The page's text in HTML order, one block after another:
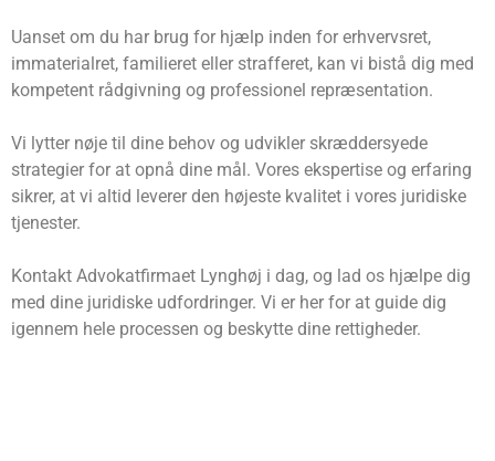
Uanset om du har brug for hjælp inden for erhvervsret,
immaterialret, familieret eller strafferet, kan vi bistå dig med
kompetent rådgivning og professionel repræsentation.
Vi lytter nøje til dine behov og udvikler skræddersyede
strategier for at opnå dine mål. Vores ekspertise og erfaring
sikrer, at vi altid leverer den højeste kvalitet i vores juridiske
tjenester.
Kontakt Advokatfirmaet Lynghøj i dag, og lad os hjælpe dig
med dine juridiske udfordringer. Vi er her for at guide dig
igennem hele processen og beskytte dine rettigheder.